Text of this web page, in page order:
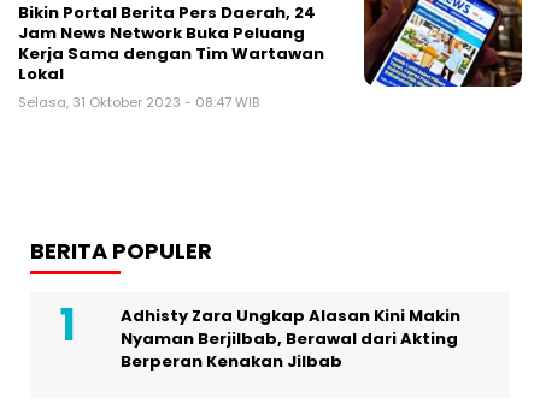
Bikin Portal Berita Pers Daerah, 24
Jam News Network Buka Peluang
Kerja Sama dengan Tim Wartawan
Lokal
Selasa, 31 Oktober 2023 - 08:47 WIB
BERITA POPULER
Adhisty Zara Ungkap Alasan Kini Makin
Nyaman Berjilbab, Berawal dari Akting
Berperan Kenakan Jilbab